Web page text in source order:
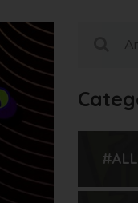
#ALL